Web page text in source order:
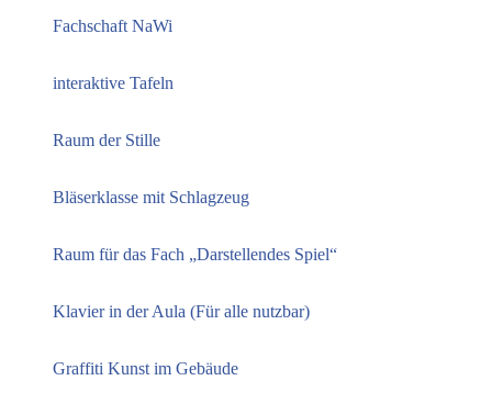
Fachschaft NaWi
interaktive Tafeln
Raum der Stille
Bläserklasse mit Schlagzeug
Raum für das Fach „Darstellendes Spiel“
Klavier in der Aula (Für alle nutzbar)
Graffiti Kunst im Gebäude